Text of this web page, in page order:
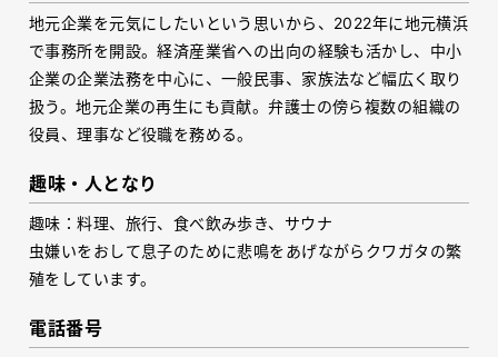
地元企業を元気にしたいという思いから、2022年に地元横浜
で事務所を開設。経済産業省への出向の経験も活かし、中小
企業の企業法務を中心に、一般民事、家族法など幅広く取り
扱う。地元企業の再生にも貢献。弁護士の傍ら複数の組織の
役員、理事など役職を務める。
趣味・人となり
趣味：料理、旅行、食べ飲み歩き、サウナ
虫嫌いをおして息子のために悲鳴をあげながらクワガタの繁
殖をしています。
電話番号